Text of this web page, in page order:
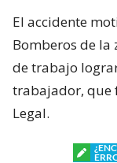
El accidente
Bomberos de la
de trabajo
trabajador, que
Legal.